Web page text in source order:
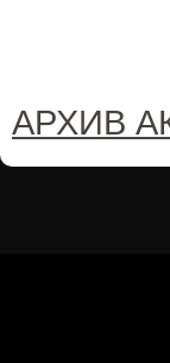
АРХИВ